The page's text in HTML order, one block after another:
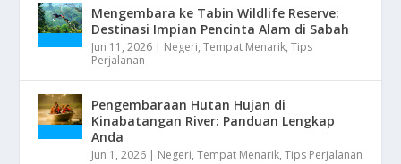
Mengembara ke Tabin Wildlife Reserve:
Destinasi Impian Pencinta Alam di Sabah
Jun 11, 2026 Negeri,Tempat Menarik,Tips
Perjalanan
Pengembaraan Hutan Hujan di
Kinabatangan River: Panduan Lengkap
Anda
Jun 1, 2026 Negeri,Tempat Menarik,Tips Perjalanan